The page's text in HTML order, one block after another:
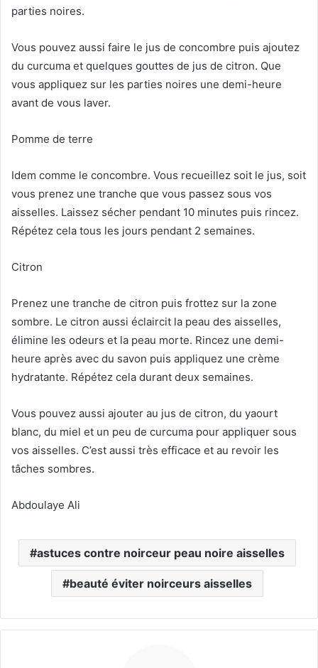
parties noires.
Vous pouvez aussi faire le jus de concombre puis ajoutez
du curcuma et quelques gouttes de jus de citron. Que
vous appliquez sur les parties noires une demi-heure
avant de vous laver.
Pomme de terre
Idem comme le concombre. Vous recueillez soit le jus, soit
vous prenez une tranche que vous passez sous vos
aisselles. Laissez sécher pendant 10 minutes puis rincez.
Répétez cela tous les jours pendant 2 semaines.
Citron
Prenez une tranche de citron puis frottez sur la zone
sombre. Le citron aussi éclaircit la peau des aisselles,
élimine les odeurs et la peau morte. Rincez une demi-
heure après avec du savon puis appliquez une crème
hydratante. Répétez cela durant deux semaines.
Vous pouvez aussi ajouter au jus de citron, du yaourt
blanc, du miel et un peu de curcuma pour appliquer sous
vos aisselles. C’est aussi très efficace et au revoir les
tâches sombres.
Abdoulaye Ali
astuces contre noirceur peau noire aisselles
beauté éviter noirceurs aisselles